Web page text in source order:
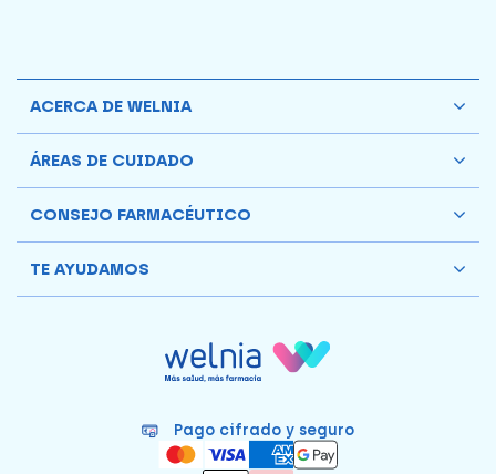
Pago cifrado y seguro
ACERCA DE WELNIA
ÁREAS DE CUIDADO
CONSEJO FARMACÉUTICO
TE AYUDAMOS